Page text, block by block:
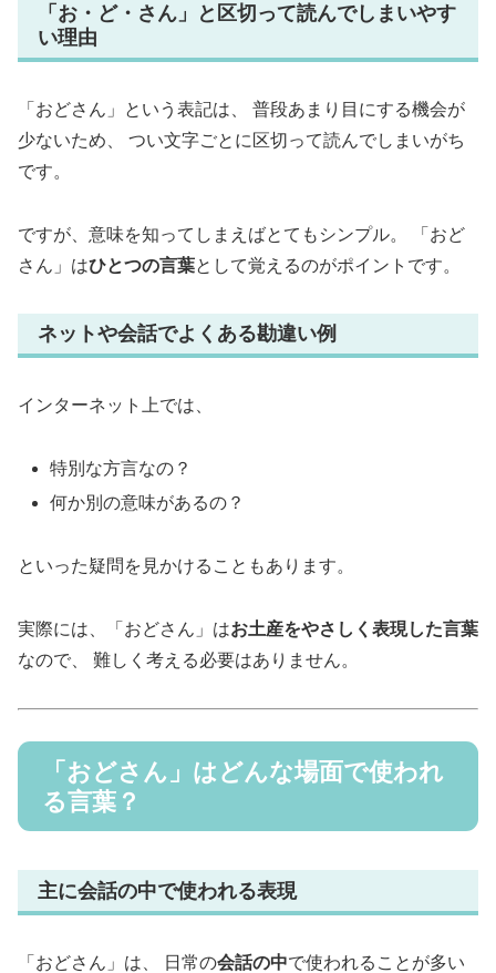
「お・ど・さん」と区切って読んでしまいやす
い理由
「おどさん」という表記は、 普段あまり目にする機会が
少ないため、 つい文字ごとに区切って読んでしまいがち
です。
ですが、意味を知ってしまえばとてもシンプル。 「おど
さん」はひとつの言葉として覚えるのがポイントです。
ネットや会話でよくある勘違い例
インターネット上では、
特別な方言なの？
何か別の意味があるの？
といった疑問を見かけることもあります。
実際には、「おどさん」はお土産をやさしく表現した言葉
なので、 難しく考える必要はありません。
「おどさん」はどんな場面で使われ
る言葉？
主に会話の中で使われる表現
「おどさん」は、 日常の会話の中で使われることが多い